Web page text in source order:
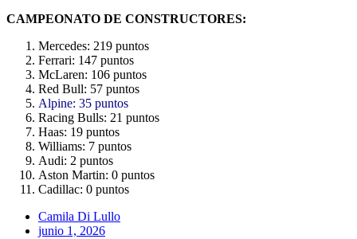
CAMPEONATO DE CONSTRUCTORES:
Mercedes: 219 puntos
Ferrari: 147 puntos
McLaren: 106 puntos
Red Bull: 57 puntos
Alpine: 35 puntos
Racing Bulls: 21 puntos
Haas: 19 puntos
Williams: 7 puntos
Audi: 2 puntos
Aston Martin: 0 puntos
Cadillac: 0 puntos
Camila Di Lullo
junio 1, 2026